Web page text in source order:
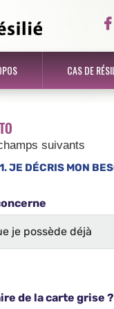
CAS DE
suivants